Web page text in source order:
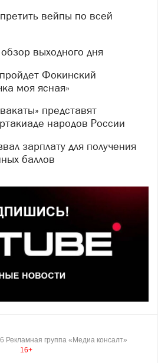
обзор выходного дня
моя ясная»
народов России
баллов
Рекламная группа «Медиа консалт»
16+